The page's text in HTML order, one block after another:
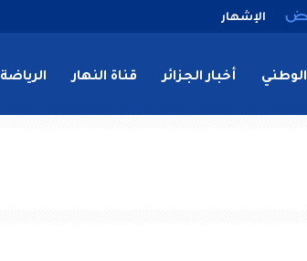
الإشهار
الوطني أخبار الجزائر قناة النهار الرياضة